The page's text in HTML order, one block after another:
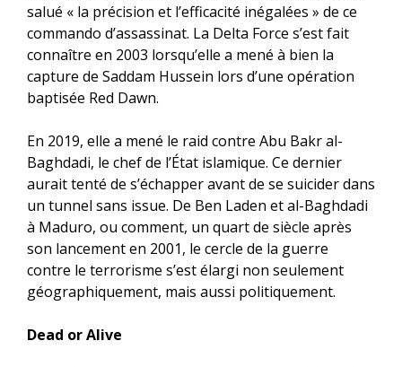
salué « la précision et l’efficacité inégalées » de ce
commando d’assassinat. La Delta Force s’est fait
connaître en 2003 lorsqu’elle a mené à bien la
capture de Saddam Hussein lors d’une opération
baptisée Red Dawn.
En 2019, elle a mené le raid contre Abu Bakr al-
Baghdadi, le chef de l’État islamique. Ce dernier
aurait tenté de s’échapper avant de se suicider dans
un tunnel sans issue. De Ben Laden et al-Baghdadi
à Maduro, ou comment, un quart de siècle après
son lancement en 2001, le cercle de la guerre
contre le terrorisme s’est élargi non seulement
géographiquement, mais aussi politiquement.
Dead or Alive